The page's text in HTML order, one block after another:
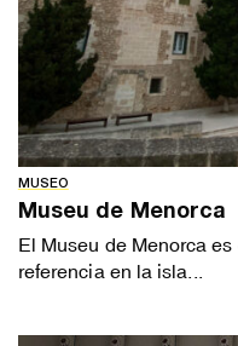
MUSEO
Museu de Menorca
El Museu de Menorca
referencia en la isla...